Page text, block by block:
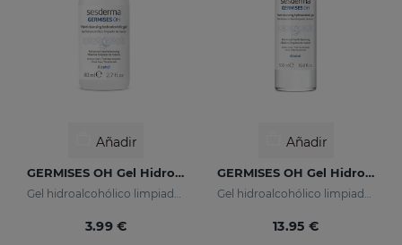
Añadir
GERMISES OH Gel Hidroalcohólico De Manos 80ml
Gel hidroalcohólico limpiador de manos con Alcohol
3.99 €
Añadir
GERMISES OH Gel Hidroalcohólico De Manos 500ml
Gel hidroalcohólico limpiador de manos con Alcohol
13.95 €